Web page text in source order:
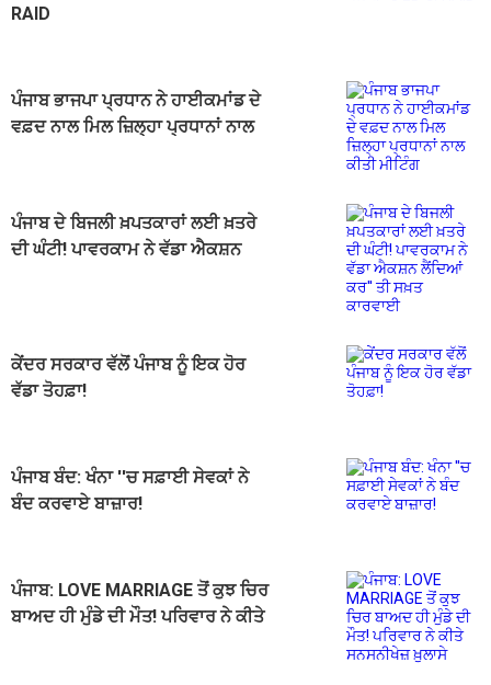
RAID
ਪੰਜਾਬ ਭਾਜਪਾ ਪ੍ਰਧਾਨ ਨੇ ਹਾਈਕਮਾਂਡ ਦੇ
ਵਫ਼ਦ ਨਾਲ ਮਿਲ ਜ਼ਿਲ੍ਹਾ ਪ੍ਰਧਾਨਾਂ ਨਾਲ
ਪੰਜਾਬ ਦੇ ਬਿਜਲੀ ਖ਼ਪਤਕਾਰਾਂ ਲਈ ਖ਼ਤਰੇ
ਦੀ ਘੰਟੀ! ਪਾਵਰਕਾਮ ਨੇ ਵੱਡਾ ਐਕਸ਼ਨ
ਕੇਂਦਰ ਸਰਕਾਰ ਵੱਲੋਂ ਪੰਜਾਬ ਨੂੰ ਇਕ ਹੋਰ
ਵੱਡਾ ਤੋਹਫ਼ਾ!
ਪੰਜਾਬ ਬੰਦ: ਖੰਨਾ ''ਚ ਸਫ਼ਾਈ ਸੇਵਕਾਂ ਨੇ
ਬੰਦ ਕਰਵਾਏ ਬਾਜ਼ਾਰ!
ਪੰਜਾਬ: LOVE MARRIAGE ਤੋਂ ਕੁਝ ਚਿਰ
ਬਾਅਦ ਹੀ ਮੁੰਡੇ ਦੀ ਮੌਤ! ਪਰਿਵਾਰ ਨੇ ਕੀਤੇ